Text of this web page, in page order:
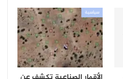
سياسية